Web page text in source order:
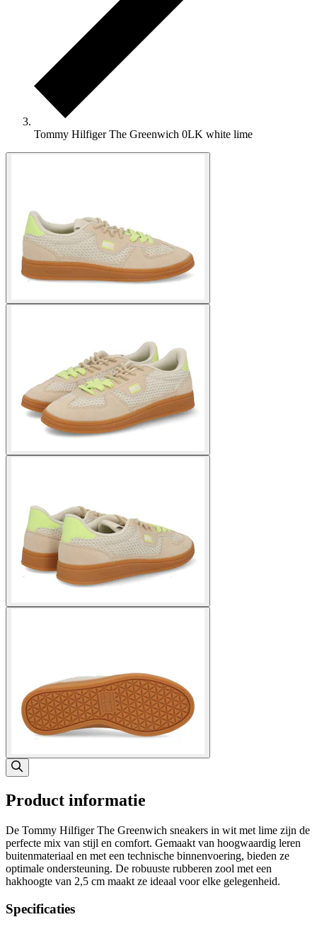
Tommy Hilfiger The Greenwich 0LK white lime
Product informatie
De Tommy Hilfiger The Greenwich sneakers in wit met lime zijn de
perfecte mix van stijl en comfort. Gemaakt van hoogwaardig leren
buitenmateriaal en met een technische binnenvoering, bieden ze
optimale ondersteuning. De robuuste rubberen zool met een
hakhoogte van 2,5 cm maakt ze ideaal voor elke gelegenheid.
Specificaties